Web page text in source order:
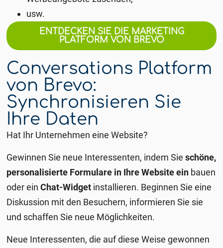
usw.
ENTDECKEN SIE DIE MARKETING
PLATFORM VON BREVO
Conversations Platform
von Brevo:
Synchronisieren Sie
Ihre Daten
Hat Ihr Unternehmen eine Website?
Gewinnen Sie neue Interessenten, indem Sie schöne,
personalisierte Formulare in Ihre Website ein bauen
oder einChat-Widget installieren. Beginnen Sie eine
Diskussion mit den Besuchern, informieren Sie sie
und schaffen Sie neue Möglichkeiten.
Neue Interessenten, die auf diese Weise gewonnen